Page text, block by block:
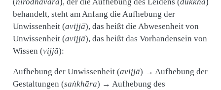
behandelt, steht am Anfang die Aufhebung der
Unwissenheit (avijjā), das heißt die Abwesenheit von
Unwissenheit (avijjā), das heißt das Vorhandensein von
Wissen (vijjā):
Aufhebung der Unwissenheit (avijjā) → Aufhebung der
Gestaltungen (saṅkhāra) → Aufhebung des